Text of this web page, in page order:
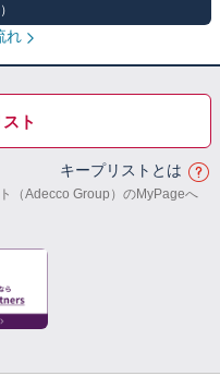
れ
ト
キープリストとは
（Adecco Group）のMyPageへ